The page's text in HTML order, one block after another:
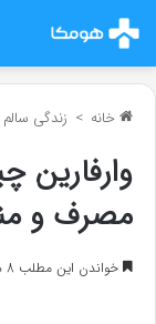
خانه > زندگی سالم
وارفارین
مصرف و
خواندن این مطلب 8 دقیقه زمان میبرد